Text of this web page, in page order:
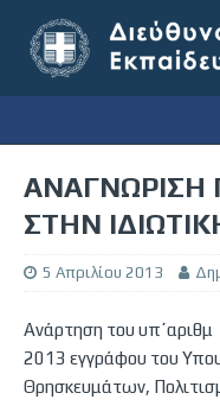
ΑΝΑΓΝΩΡΙΣΗ
ΣΤΗΝ
5 Απριλίου 2013
Ανάρτηση του
2013 εγγράφου του
Θρησκευμάτων,